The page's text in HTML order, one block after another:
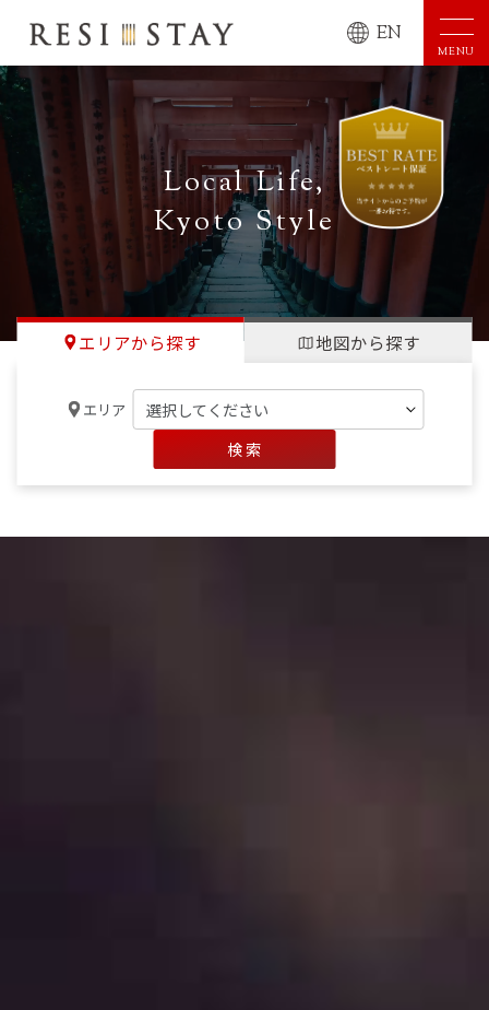
EN
MENU
Local Life,
Kyoto Style
エリアから探す 地図から探す
エリア
検 索